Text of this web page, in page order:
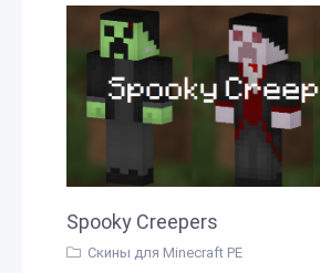
Spooky Creepers
Скины для Minecraft PE